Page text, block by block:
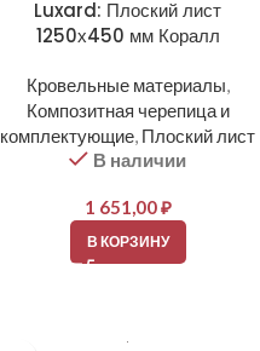
Luxard: Плоский лист
1250х450 мм Коралл
Кровельные материалы,
Композитная черепица и
комплектующие, Плоский лист
В наличии
1 651,00₽
В КОРЗИНУ